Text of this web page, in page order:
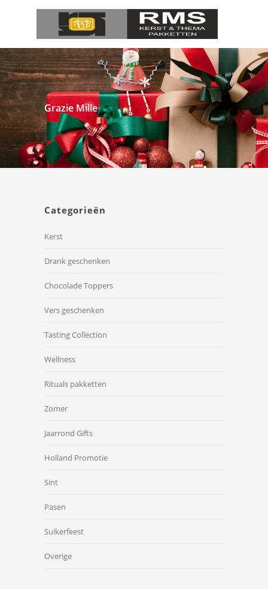
Grazie Mille
Categorieën
Kerst
Drank geschenken
Chocolade Toppers
Vers geschenken
Tasting Collection
Wellness
Rituals pakketten
Zomer
Jaarrond Gifts
Holland Promotie
Sint
Pasen
Suikerfeest
Overige